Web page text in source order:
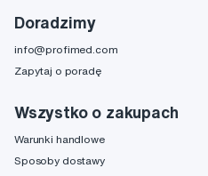
Doradzimy
info@profimed.com
Zapytaj o poradę
Wszystko o zakupach
Warunki handlowe
Sposoby dostawy